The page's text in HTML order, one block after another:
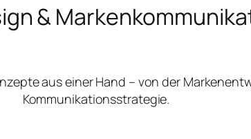
&
aus einer Hand – von der
Kommunikationsstrategie.